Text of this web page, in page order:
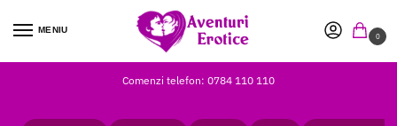
MENIU
0
Comenzi telefon: 0784 110 110